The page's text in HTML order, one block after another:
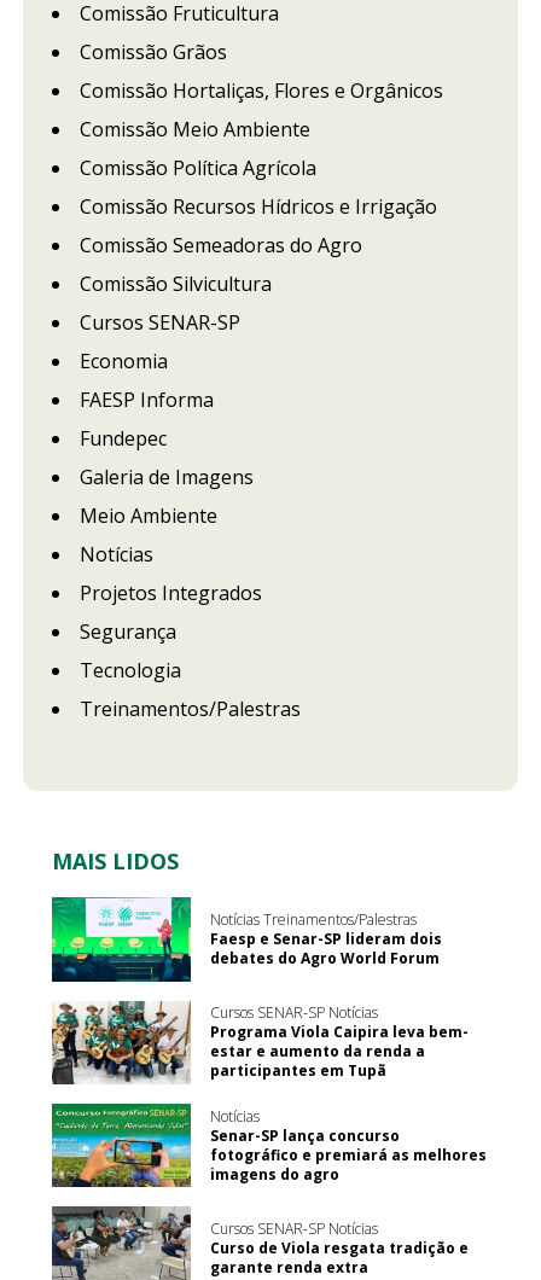
Comissão Fruticultura
Comissão Grãos
Comissão Hortaliças, Flores e Orgânicos
Comissão Meio Ambiente
Comissão Política Agrícola
Comissão Recursos Hídricos e Irrigação
Comissão Semeadoras do Agro
Comissão Silvicultura
Cursos SENAR-SP
Economia
FAESP Informa
Fundepec
Galeria de Imagens
Meio Ambiente
Notícias
Projetos Integrados
Segurança
Tecnologia
Treinamentos/Palestras
MAIS LIDOS
Notícias Treinamentos/Palestras
Faesp e Senar-SP lideram dois
debates do Agro World Forum
Cursos SENAR-SP Notícias
Programa Viola Caipira leva bem-
estar e aumento da renda a
participantes em Tupã
Notícias
Senar-SP lança concurso
fotográfico e premiará as melhores
imagens do agro
Cursos SENAR-SP Notícias
Curso de Viola resgata tradição e
garante renda extra